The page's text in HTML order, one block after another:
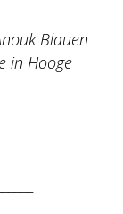
Blauen
in Hooge